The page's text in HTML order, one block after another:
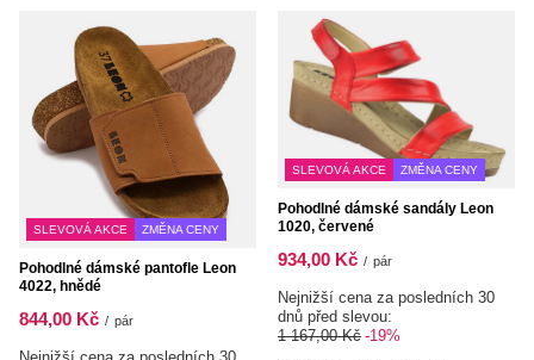
SLEVOVÁ AKCE ZMĚNA CENY
Pohodlné dámské pantofle Leon
4022, hnědé
844,00 Kč / pár
Nejnižší cena za posledních 30
SLEVOVÁ AKCE ZMĚNA CENY
Pohodlné dámské sandály Leon
1020, červené
934,00 Kč / pár
Nejnižší cena za posledních 30
dnů před slevou:
1 167,00 Kč -19%